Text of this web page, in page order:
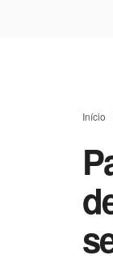
Início